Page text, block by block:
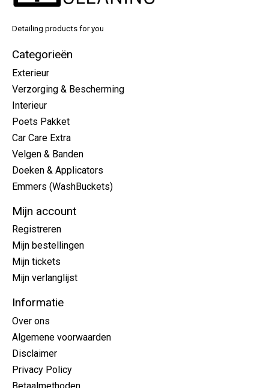
Detailing products for you
Categorieën
Exterieur
Verzorging & Bescherming
Interieur
Poets Pakket
Car Care Extra
Velgen & Banden
Doeken & Applicators
Emmers (WashBuckets)
Mijn account
Registreren
Mijn bestellingen
Mijn tickets
Mijn verlanglijst
Informatie
Over ons
Algemene voorwaarden
Disclaimer
Privacy Policy